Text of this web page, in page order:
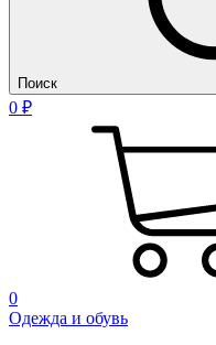
Поиск
0 ₽
0
Одежда и обувь